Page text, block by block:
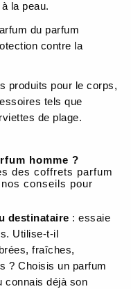
la peau.
du parfum
contre la
produits pour le corps,
tels que
de plage.
homme ?
des coffrets parfum
conseils pour
destinataire : essaie
Utilise-t-il
fraîches,
? Choisis un parfum
connais déjà son